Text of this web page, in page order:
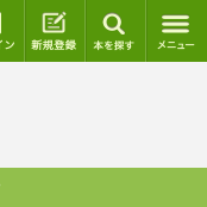
ログイン 新規登録